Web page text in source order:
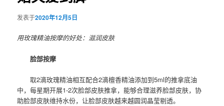
发表于2020年12月5日
用玫瑰精油按摩的好处：滋润皮肤
脸部按摩
取2滴玫瑰精油相互配合2滴檀香精油添加到5ml的推拿底油
中，每星期开展1-2次脸部皮肤推拿，能够合理滋养脸部皮肤，协
助脸部皮肤维持水份，让脸部皮肤越来越圆润晶莹剔透。